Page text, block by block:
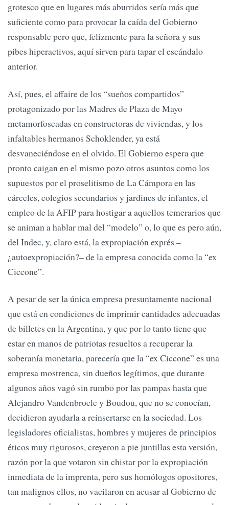
grotesco que en lugares más aburridos sería más que
suficiente como para provocar la caída del Gobierno
responsable pero que, felizmente para la señora y sus
pibes hiperactivos, aquí sirven para tapar el escándalo
anterior.
Así, pues, el affaire de los “sueños compartidos”
protagonizado por las Madres de Plaza de Mayo
metamorfoseadas en constructoras de viviendas, y los
infaltables hermanos Schoklender, ya está
desvaneciéndose en el olvido. El Gobierno espera que
pronto caigan en el mismo pozo otros asuntos como los
supuestos por el proselitismo de La Cámpora en las
cárceles, colegios secundarios y jardines de infantes, el
empleo de la AFIP para hostigar a aquellos temerarios que
se animan a hablar mal del “modelo” o, lo que es pero aún,
del Indec, y, claro está, la expropiación exprés –
¿autoexpropiación?– de la empresa conocida como la “ex
Ciccone”.
A pesar de ser la única empresa presuntamente nacional
que está en condiciones de imprimir cantidades adecuadas
de billetes en la Argentina, y que por lo tanto tiene que
estar en manos de patriotas resueltos a recuperar la
soberanía monetaria, parecería que la “ex Ciccone” es una
empresa mostrenca, sin dueños legítimos, que durante
algunos años vagó sin rumbo por las pampas hasta que
Alejandro Vandenbroele y Boudou, que no se conocían,
decidieron ayudarla a reinsertarse en la sociedad. Los
legisladores oficialistas, hombres y mujeres de principios
éticos muy rigurosos, creyeron a pie juntillas esta versión,
razón por la que votaron sin chistar por la expropiación
inmediata de la imprenta, pero sus homólogos opositores,
tan malignos ellos, no vacilaron en acusar al Gobierno de